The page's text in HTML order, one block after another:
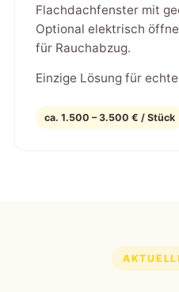
Flachdachfenster mit
Optional elektrisch
für Rauchabzug.
Einzige Lösung für
ca. 1.500 – 3.500 € / Stück